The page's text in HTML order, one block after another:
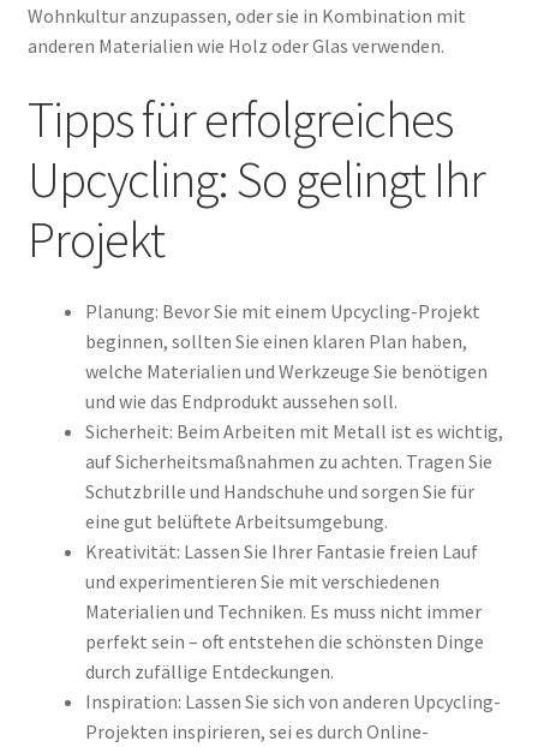
Wohnkultur anzupassen, oder sie in Kombination mit
anderen Materialien wie Holz oder Glas verwenden.
Tipps für erfolgreiches
Upcycling: So gelingt Ihr
Projekt
Planung: Bevor Sie mit einem Upcycling-Projekt
beginnen, sollten Sie einen klaren Plan haben,
welche Materialien und Werkzeuge Sie benötigen
und wie das Endprodukt aussehen soll.
Sicherheit: Beim Arbeiten mit Metall ist es wichtig,
auf Sicherheitsmaßnahmen zu achten. Tragen Sie
Schutzbrille und Handschuhe und sorgen Sie für
eine gut belüftete Arbeitsumgebung.
Kreativität: Lassen Sie Ihrer Fantasie freien Lauf
und experimentieren Sie mit verschiedenen
Materialien und Techniken. Es muss nicht immer
perfekt sein – oft entstehen die schönsten Dinge
durch zufällige Entdeckungen.
Inspiration: Lassen Sie sich von anderen Upcycling-
Projekten inspirieren, sei es durch Online-